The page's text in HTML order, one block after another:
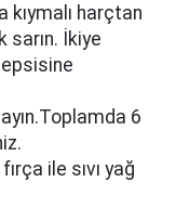
kıymalı harçtan
İkiye
6
ile sıvı yağ